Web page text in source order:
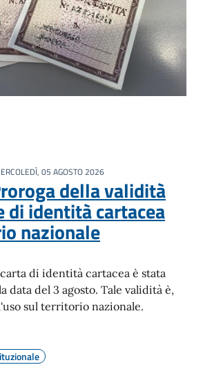
05 AGOSTO 2026
della validità
di identità cartacea
nazionale
di identità cartacea è stata
data del 3 agosto. Tale validità è,
sul territorio nazionale.